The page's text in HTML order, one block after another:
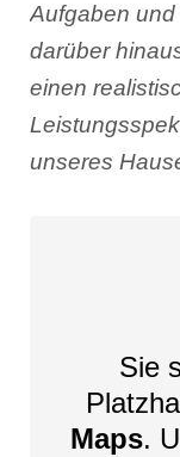
Aufgaben
darüber
einen
unseres
Sie
Maps.